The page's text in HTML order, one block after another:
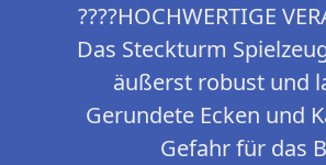
????HOCHWERTIGE
Das Steckturm
äußerst robust und
Gerundete Ecken und
Gefahr für das